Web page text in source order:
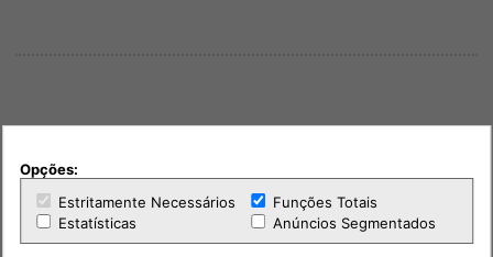
PUB
Opções:
Estritamente Necessários
Funções Totais
Estatísticas
Anúncios Segmentados